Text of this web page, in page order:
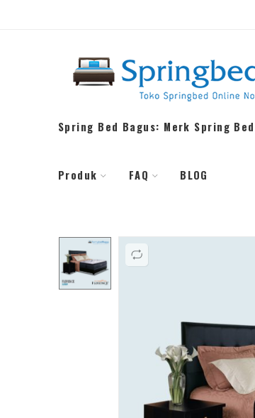
Spring Bed Bagus: Merk Spring
Produk FAQ BLOG